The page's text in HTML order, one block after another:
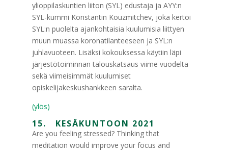
ylioppilaskuntien liiton (SYL) edustaja ja AYY:n
SYL-kummi Konstantin Kouzmitchev, joka kertoi
SYL:n puolelta ajankohtaisia kuulumisia liittyen
muun muassa koronatilanteeseen ja SYL:n
juhlavuoteen. Lisäksi kokouksessa käytiin läpi
järjestötoiminnan talouskatsaus viime vuodelta
sekä viimeisimmät kuulumiset
opiskelijakeskushankkeen saralta.
(ylös)
15. KESÄKUNTOON 2021
Are you feeling stressed? Thinking that
meditation would improve your focus and